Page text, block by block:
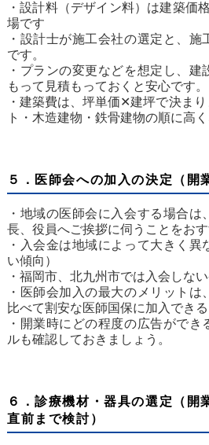
・設計料（デザイン料）は建築価
場です
・設計士が施工会社の選定と、施
です。
・プランの変更などを想定し、
もって見積もっておくと安心です。
・建築費は、坪単価✕建坪で決ま
ト・木造建物・鉄骨建物の順に高く
５．医師会への加入の決定（開
・地域の医師会に入会する場合
長、役員へご挨拶に伺うことをおす
・入会金は地域によって大きく
い傾向）
・福岡市、北九州市では入会しな
・医師会加入の最大のメリット
比べて割安な医師国保に加入できる
・開業時にどの程度の広告がで
ルも確認しておきましょう。
６．診療機材・器具の選定（
直前まで検討）